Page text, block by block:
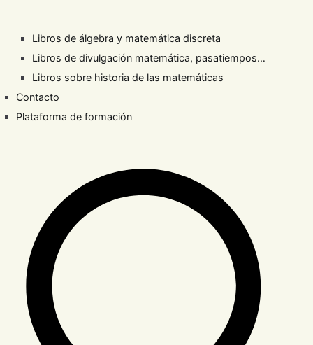
Libros de álgebra y matemática discreta
Libros de divulgación matemática, pasatiempos…
Libros sobre historia de las matemáticas
Contacto
Plataforma de formación